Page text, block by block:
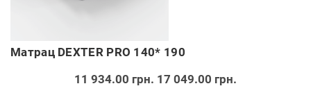
Матрац DEXTER PRO 140* 190
11 934.00 грн. 17 049.00 грн.